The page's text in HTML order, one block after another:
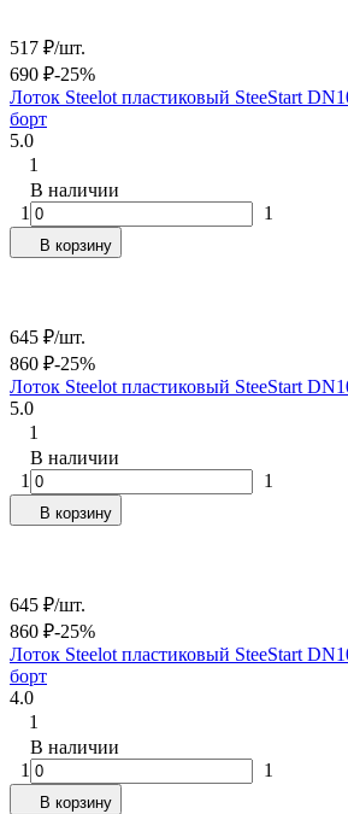
517 ₽/шт.
690 ₽-25%
Лоток Steelot пластиковый SteeStart
борт
5.0
1
В наличии
1
1
В корзину
645 ₽/шт.
860 ₽-25%
Лоток Steelot пластиковый SteeStart
5.0
1
В наличии
1
1
В корзину
645 ₽/шт.
860 ₽-25%
Лоток Steelot пластиковый SteeStart
борт
4.0
1
В наличии
1
1
В корзину